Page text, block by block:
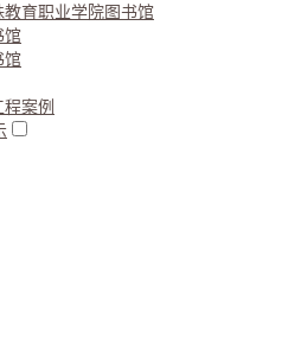
教育职业学院图书馆
馆
馆
案例